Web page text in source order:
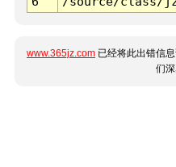
www.365jz.com 已经将此出错信
们